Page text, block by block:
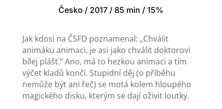
Česko / 2017 / 85 min / 15%
Jak kdosi na ČSFD poznamenal: „Chválit
animáku animaci, je asi jako chválit doktorovi
bílej plášť.“ Ano, má to hezkou animaci a tím
výčet kladů končí. Stupidní děj (o příběhu
nemůže být ani řeč) se motá kolem hloupého
magického disku, kterým se dají oživit loutky.